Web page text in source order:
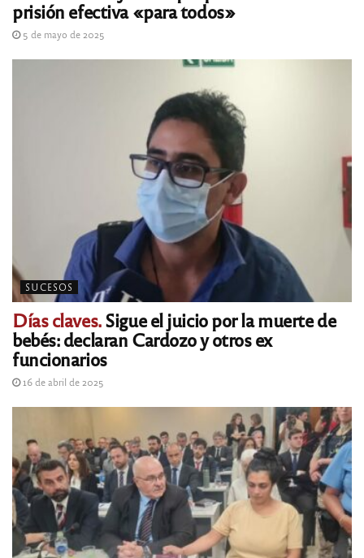
prisión efectiva «para todos»
5 de mayo de 2025
SUCESOS
Días claves.Sigue el juicio por la muerte de
bebés: declaran Cardozo y otros ex
funcionarios
16 de abril de 2025